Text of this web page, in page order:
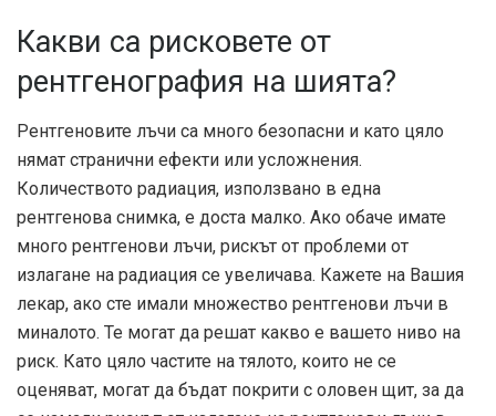
Какви са рисковете от
рентгенография на шията?
Рентгеновите лъчи са много безопасни и като цяло
нямат странични ефекти или усложнения.
Количеството радиация, използвано в една
рентгенова снимка, е доста малко. Ако обаче имате
много рентгенови лъчи, рискът от проблеми от
излагане на радиация се увеличава. Кажете на Вашия
лекар, ако сте имали множество рентгенови лъчи в
миналото. Те могат да решат какво е вашето ниво на
риск. Като цяло частите на тялото, които не се
оценяват, могат да бъдат покрити с оловен щит, за да